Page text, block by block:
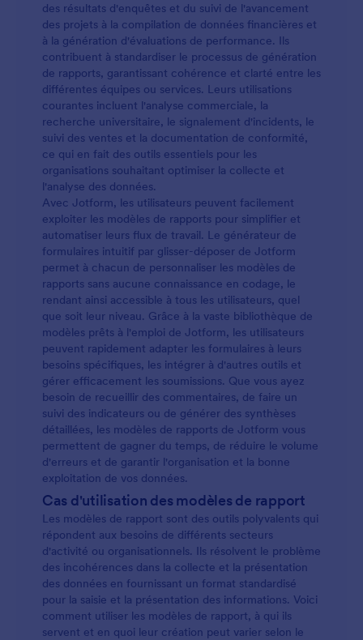
des résultats d'enquêtes et du suivi de l'avancement
des projets à la compilation de données financières et
à la génération d'évaluations de performance. Ils
contribuent à standardiser le processus de génération
de rapports, garantissant cohérence et clarté entre les
différentes équipes ou services. Leurs utilisations
courantes incluent l'analyse commerciale, la
recherche universitaire, le signalement d'incidents, le
suivi des ventes et la documentation de conformité,
ce qui en fait des outils essentiels pour les
organisations souhaitant optimiser la collecte et
l'analyse des données.
Avec Jotform, les utilisateurs peuvent facilement
exploiter les modèles de rapports pour simplifier et
automatiser leurs flux de travail. Le générateur de
formulaires intuitif par glisser-déposer de Jotform
permet à chacun de personnaliser les modèles de
rapports sans aucune connaissance en codage, le
rendant ainsi accessible à tous les utilisateurs, quel
que soit leur niveau. Grâce à la vaste bibliothèque de
modèles prêts à l'emploi de Jotform, les utilisateurs
peuvent rapidement adapter les formulaires à leurs
besoins spécifiques, les intégrer à d'autres outils et
gérer efficacement les soumissions. Que vous ayez
besoin de recueillir des commentaires, de faire un
suivi des indicateurs ou de générer des synthèses
détaillées, les modèles de rapports de Jotform vous
permettent de gagner du temps, de réduire le volume
d'erreurs et de garantir l'organisation et la bonne
exploitation de vos données.
Cas d'utilisation des modèles de rapport
Les modèles de rapport sont des outils polyvalents qui
répondent aux besoins de différents secteurs
d'activité ou organisationnels. Ils résolvent le problème
des incohérences dans la collecte et la présentation
des données en fournissant un format standardisé
pour la saisie et la présentation des informations. Voici
comment utiliser les modèles de rapport, à qui ils
servent et en quoi leur création peut varier selon le